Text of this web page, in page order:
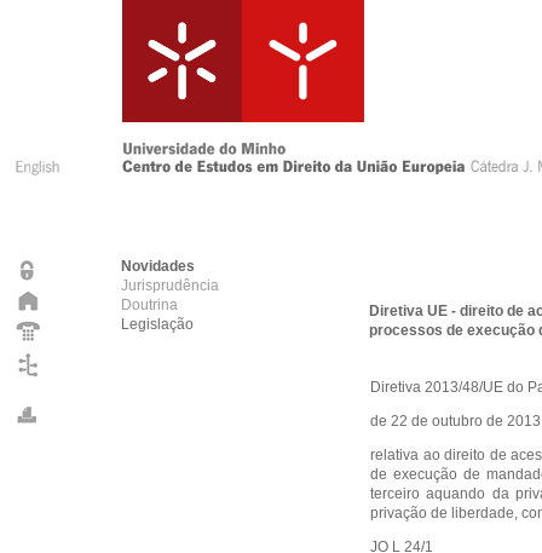
Novidades
Jurisprudência
Doutrina
Legislação
Diretiva UE - direito de
processos de execução
Diretiva 2013/48/UE do
de 22 de outubro de
relativa ao direito de
de execução de
terceiro aquando da
privação de liberdade,
JO L 24/1